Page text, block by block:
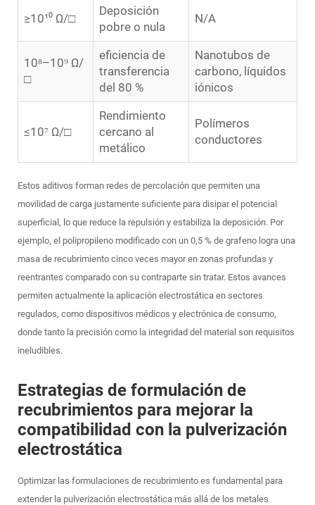
≥10¹⁰ Ω/□
Deposición
pobre o nula
N/A
10⁸–10⁹ Ω/
□
eficiencia de
transferencia
del 80 %
Nanotubos de
carbono, líquidos
iónicos
≤10⁷ Ω/□
Rendimiento
cercano al
metálico
Polímeros
conductores
Estos aditivos forman redes de percolación que permiten una
movilidad de carga justamente suficiente para disipar el potencial
superficial, lo que reduce la repulsión y estabiliza la deposición. Por
ejemplo, el polipropileno modificado con un 0,5 % de grafeno logra una
masa de recubrimiento cinco veces mayor en zonas profundas y
reentrantes comparado con su contraparte sin tratar. Estos avances
permiten actualmente la aplicación electrostática en sectores
regulados, como dispositivos médicos y electrónica de consumo,
donde tanto la precisión como la integridad del material son requisitos
ineludibles.
Estrategias de formulación de
recubrimientos para mejorar la
compatibilidad con la pulverización
electrostática
Optimizar las formulaciones de recubrimiento es fundamental para
extender la pulverización electrostática más allá de los metales